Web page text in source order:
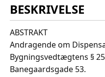
BESKRIVELSE
ABSTRAKT
Andragende om
Bygningsvedtægtens §
Banegaardsgade 53.